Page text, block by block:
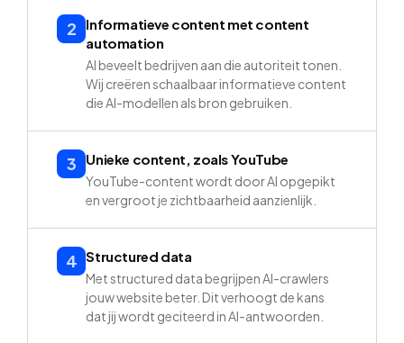
2
Informatieve content met content
automation
AI beveelt bedrijven aan die autoriteit tonen.
Wij creëren schaalbaar informatieve content
die AI-modellen als bron gebruiken.
3 Unieke content, zoals YouTube
YouTube-content wordt door AI opgepikt
en vergroot je zichtbaarheid aanzienlijk.
4 Structured data
Met structured data begrijpen AI-crawlers
jouw website beter. Dit verhoogt de kans
dat jij wordt geciteerd in AI-antwoorden.